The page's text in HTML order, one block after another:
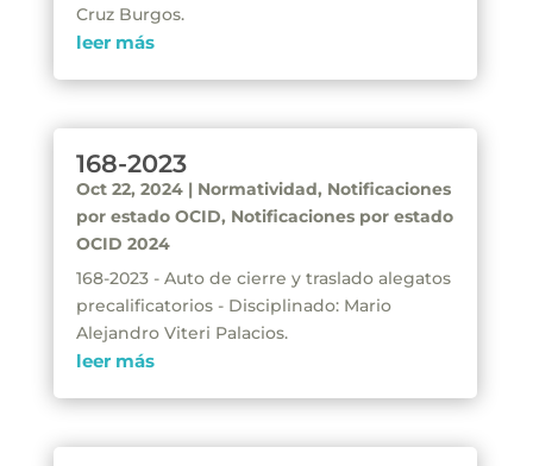
Cruz Burgos.
leer más
168-2023
Oct 22, 2024| Normatividad, Notificaciones
por estado OCID, Notificaciones por estado
OCID 2024
168-2023 - Auto de cierre y traslado alegatos
precalificatorios - Disciplinado: Mario
Alejandro Viteri Palacios.
leer más